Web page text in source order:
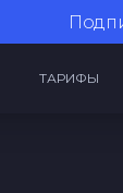
ТАРИФЫ